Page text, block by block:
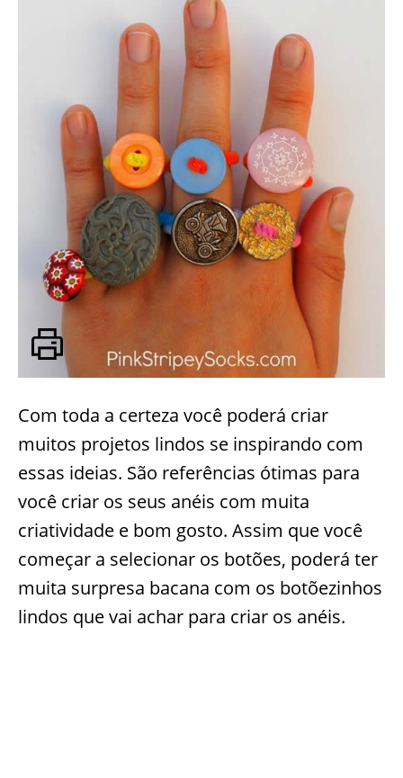
Com toda a certeza você poderá criar
muitos projetos lindos se inspirando com
essas ideias. São referências ótimas para
você criar os seus anéis com muita
criatividade e bom gosto. Assim que você
começar a selecionar os botões, poderá ter
muita surpresa bacana com os botõezinhos
lindos que vai achar para criar os anéis.